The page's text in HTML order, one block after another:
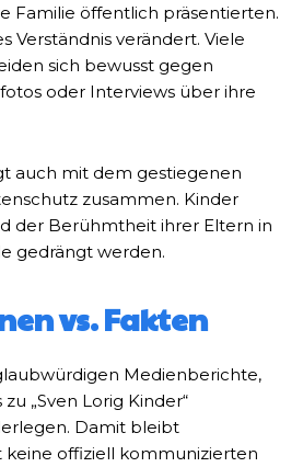
Familie öffentlich präsentierten.
Verständnis verändert. Viele
sich bewusst gegen
oder Interviews über ihre
auch mit dem gestiegenen
zusammen. Kinder
der Berühmtheit ihrer Eltern in
gedrängt werden.
vs. Fakten
Medienberichte,
„Sven Lorig Kinder“
Damit bleibt
keine offiziell kommunizierten